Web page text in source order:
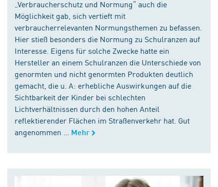
„Verbraucherschutz und Normung“ auch die
Möglichkeit gab, sich vertieft mit
verbraucherrelevanten Normungsthemen zu befassen.
Hier stieß besonders die Normung zu Schulranzen auf
Interesse. Eigens für solche Zwecke hatte ein
Hersteller an einem Schulranzen die Unterschiede von
genormten und nicht genormten Produkten deutlich
gemacht, die u. A: erhebliche Auswirkungen auf die
Sichtbarkeit der Kinder bei schlechten
Lichtverhältnissen durch den hohen Anteil
reflektierender Flächen im Straßenverkehr hat. Gut
angenommen ...
Mehr